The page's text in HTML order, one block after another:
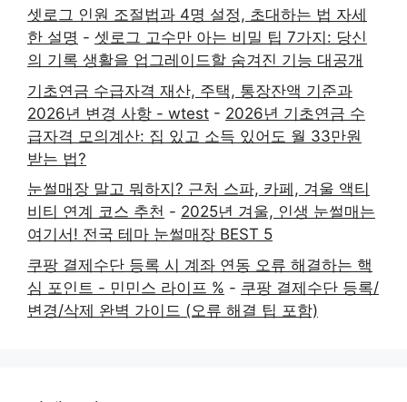
셋로그 인원 조절법과 4명 설정, 초대하는 법 자세
한 설명 - 셋로그 고수만 아는 비밀 팁 7가지: 당신
의 기록 생활을 업그레이드할 숨겨진 기능 대공개
기초연금 수급자격 재산, 주택, 통장잔액 기준과
2026년 변경 사항 - wtest - 2026년 기초연금 수
급자격 모의계산: 집 있고 소득 있어도 월 33만원
받는 법?
눈썰매장 말고 뭐하지? 근처 스파, 카페, 겨울 액티
비티 연계 코스 추천 - 2025년 겨울, 인생 눈썰매는
여기서! 전국 테마 눈썰매장 BEST 5
쿠팡 결제수단 등록 시 계좌 연동 오류 해결하는 핵
심 포인트 - 민민스 라이프 % - 쿠팡 결제수단 등록/
변경/삭제 완벽 가이드 (오류 해결 팁 포함)